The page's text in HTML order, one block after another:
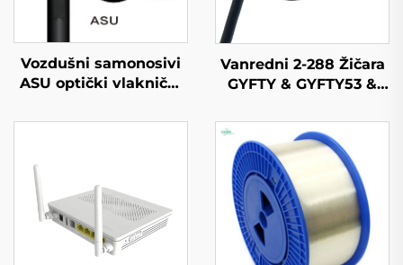
Vozdušni samonosivi
ASU optički vlaknični
Vanredni 2-288 Žičara
GYFTY & GYFTY53 &
Optički Kabel